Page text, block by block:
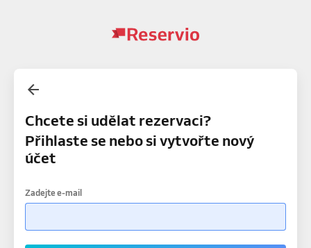
Chcete si udělat rezervaci?
Přihlaste se nebo si vytvořte nový
účet
Zadejte e-mail